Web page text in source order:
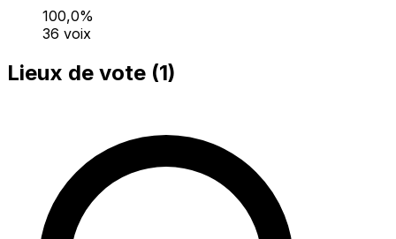
100,0%
36 voix
Lieux de vote (1)